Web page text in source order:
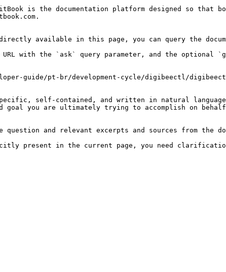
is the documentation platform designed so that
available in this page, you can query the
URL with the `ask` query parameter, and the optional
guide/pt-br/development-cycle/digibeectl/digibeectl-
self-contained, and written in natural
goal you are ultimately trying to accomplish on
and relevant excerpts and sources from the
present in the current page, you need